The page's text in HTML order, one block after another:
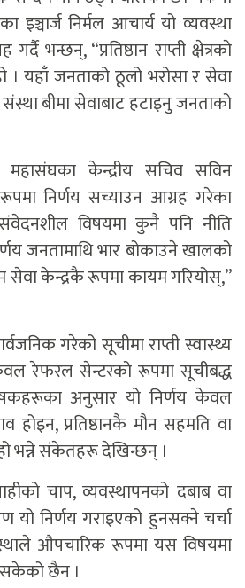
इञ्चार्ज निर्मल आचार्य यो व्यवस्था
भन्छन्, “प्रतिष्ठान राप्ती क्षेत्रकाे
। यहाँ जनताको ठूलो भरोसा र सेवा
बीमा सेवाबाट हटाइनु जनताको
महासंघका केन्द्रीय सचिव सविन
रूपमा निर्णय सच्याउन आग्रह गरेका
विषयमा कुनै पनि नीति
जनतामाथि भार बोकाउने खालको
सेवा केन्द्रकै रूपमा कायम गरियोस्,”
गरेको सूचीमा राप्ती स्वास्थ्य
केवल रेफरल सेन्टरको रूपमा सूचीबद्ध
अनुसार यो निर्णय केवल
होइन, प्रतिष्ठानकै मौन सहमति वा
भन्ने संकेतहरू देखिन्छन् ।
चाप, व्यवस्थापनको दबाब वा
यो निर्णय गराइएको हुनसक्ने चर्चा
औपचारिक रूपमा यस विषयमा
छैन ।